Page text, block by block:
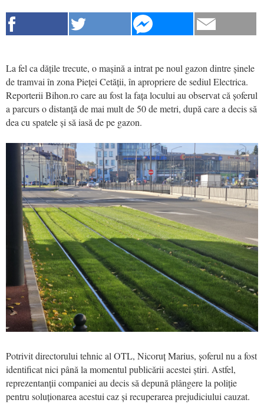
La fel ca dățile trecute, o mașină a intrat pe noul gazon dintre șinele
de tramvai în zona Pieței Cetății, în apropriere de sediul Electrica.
Reporterii Bihon.ro care au fost la fața locului au observat că șoferul
a parcurs o distanță de mai mult de 50 de metri, după care a decis să
dea cu spatele și să iasă de pe gazon.
Potrivit directorului tehnic al OTL, Nicoruț Marius, șoferul nu a fost
identificat nici până la momentul publicării acestei știri. Astfel,
reprezentanții companiei au decis să depună plângere la poliție
pentru soluționarea acestui caz și recuperarea prejudiciului cauzat.